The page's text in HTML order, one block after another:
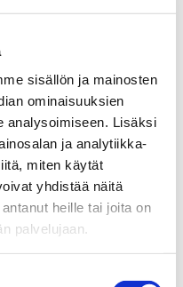
sisällön ja mainosten
ominaisuuksien
analysoimiseen. Lisäksi
ja analytiikka-
miten käytät
yhdistää näitä
heille tai joita on
palvelujaan.
laatinut
laitteiden ja
jonka mukaan
harkita, olisiko